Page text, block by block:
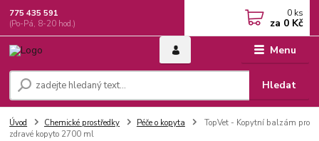
Menu
Hledat
775 435 591
(Po-Pá, 8-20 hod.)
0 ks
za 0 Kč
Úvod Chemické prostředky Péče o kopyta
TopVet - Kopytní balzám pro
zdravé kopyto 2700 ml